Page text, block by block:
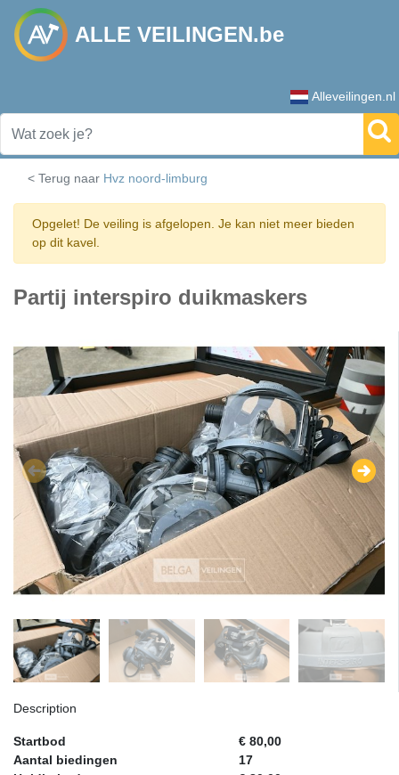
ALLE VEILINGEN.be
Alleveilingen.nl
< Terug naar Hvz noord-limburg
Opgelet! De veiling is afgelopen. Je kan niet meer bieden
op dit kavel.
Partij interspiro duikmaskers
Description
Startbod
€ 80,00
Aantal biedingen
17